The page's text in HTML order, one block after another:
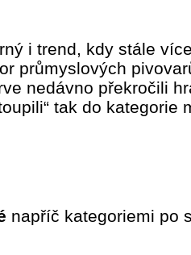
i trend, kdy stále
průmyslových
nedávno překročili
tak do kategorie
napříč kategoriemi po